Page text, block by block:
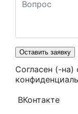
Оставить заявку
Согласен (-на)
ВКонтакте